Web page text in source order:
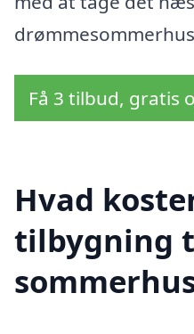
Få 3 tilbud, gratis
Hvad
tilbygning